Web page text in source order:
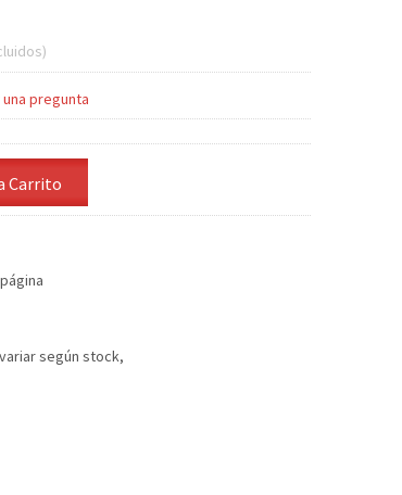
una pregunta
Carrito
según stock,